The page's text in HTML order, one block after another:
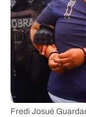
Fredi Josué